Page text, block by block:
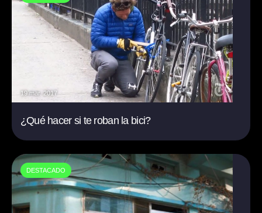
19 mar. 2017
¿Qué hacer si te roban la bici?
DESTACADO